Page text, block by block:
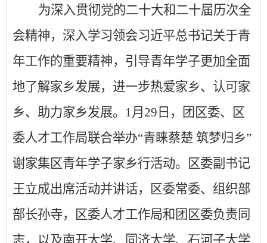
为深入贯彻党的二十大和二十届历次全
会精神，深入学习领会习近平总书记关于青
年工作的重要精神，引导青年学子更加全面
地了解家乡发展，进一步热爱家乡、认可家
乡、助力家乡发展。 1月29日，团区委、区
委人才工作局联合举办“青睐蔡楚 筑梦归乡”
谢家集区青年学子家乡行活动。区委副书记
王立成出席活动并讲话，
区委常委、组织部
部长孙寺，
区委人才工作局和团区委负责同